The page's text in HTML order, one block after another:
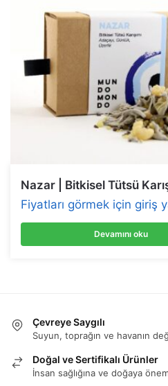
Nazar | Bitkisel Tütsü
Fiyatları görmek için giriş
Devamını oku
Çevreye Saygılı
Suyun, toprağın ve havanın
Doğal ve Sertifikalı Ürünler
İnsan sağlığına ve doğaya